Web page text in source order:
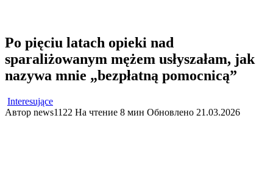
Po pięciu latach opieki nad
sparaliżowanym mężem usłyszałam, jak
nazywa mnie „bezpłatną pomocnicą”
Interesujące
Автор news1122 На чтение 8 мин Обновлено 21.03.2026